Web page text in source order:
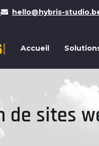
hello@hybris-
Accueil
de sites